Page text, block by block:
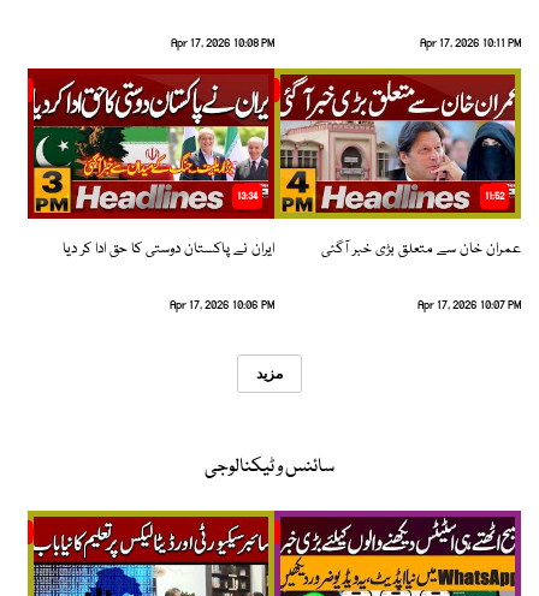
Apr 17, 2026 10:11 PM
Apr 17, 2026 10:08 PM
11:52
عمران خان سے متعلق بڑی خبر آگئی
Apr 17, 2026 10:07 PM
13:34
ایران نے پاکستان دوستی کا حق ادا کر دیا
Apr 17, 2026 10:06 PM
مزید
سائنس و ٹیکنالوجی